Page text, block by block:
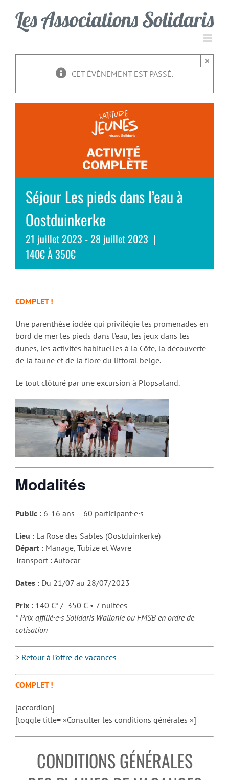
contenu
CET ÉVÈNEMENT EST PASSÉ.
×
Séjour Les pieds dans l’eau à
Oostduinkerke
21 juillet 2023 -28 juillet 2023 |
140€ À 350€
COMPLET !
Une parenthèse iodée qui privilégie les promenades en
bord de mer les pieds dans l’eau, les jeux dans les
dunes, les activités habituelles à la Côte, la découverte
de la faune et de la flore du littoral belge.
Le tout clôturé par une excursion à Plopsaland.
Modalités
Public : 6-16 ans – 60 participant·e·s
Lieu : La Rose des Sables (Oostduinkerke)
Départ : Manage, Tubize et Wavre
Transport : Autocar
Dates : Du 21/07 au 28/07/2023
Prix : 140 €* / 350 € • 7 nuitées
* Prix affilié·e·s Solidaris Wallonie ou FMSB en ordre de
cotisation
> Retour à l’offre de vacances
COMPLET !
[accordion]
[toggle title= »Consulter les conditions générales »]
CONDITIONS GÉNÉRALES